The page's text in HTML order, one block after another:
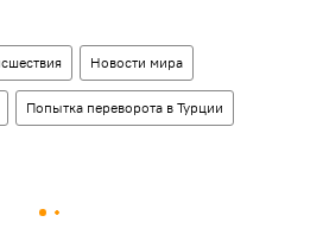
Новости мира
Попытка переворота в Турции